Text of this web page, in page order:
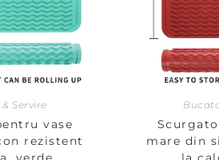
Servire
vase
rezistent
mare din